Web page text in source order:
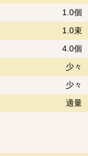
1.0個
1.0束
4.0個
少々
少々
適量